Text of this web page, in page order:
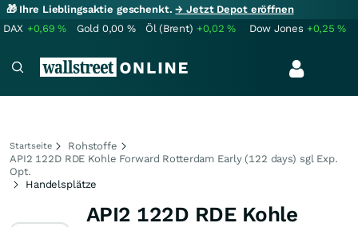
🎁 Ihre Lieblingsaktie geschenkt.→ Jetzt Depot eröffnen
DAX +0,69% Gold 0,00 % Öl (Brent) +0,02% Dow Jones +0,25%
Startseite
Rohstoffe
API2 122D RDE Kohle Forward Rotterdam Early (122 days) sgl Exp.
Opt.
Handelsplätze
API2 122D RDE Kohle